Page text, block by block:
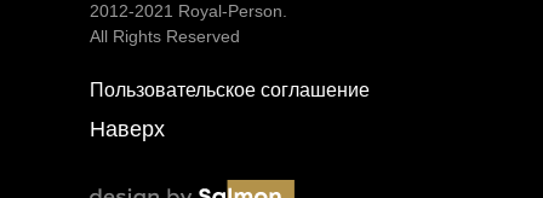
Пользовательское соглашение
Наверх
2012-2021 Royal-Person.
All Rights Reserved